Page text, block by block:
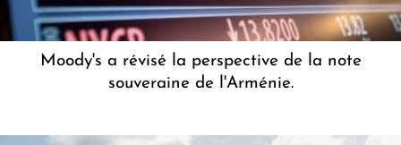
Moody's a révisé la perspective de la note
souveraine de l'Arménie.